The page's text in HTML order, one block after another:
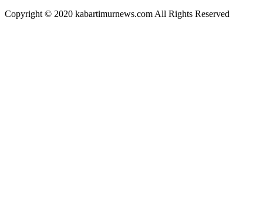
Copyright © 2020 kabartimurnews.com All Rights Reserved